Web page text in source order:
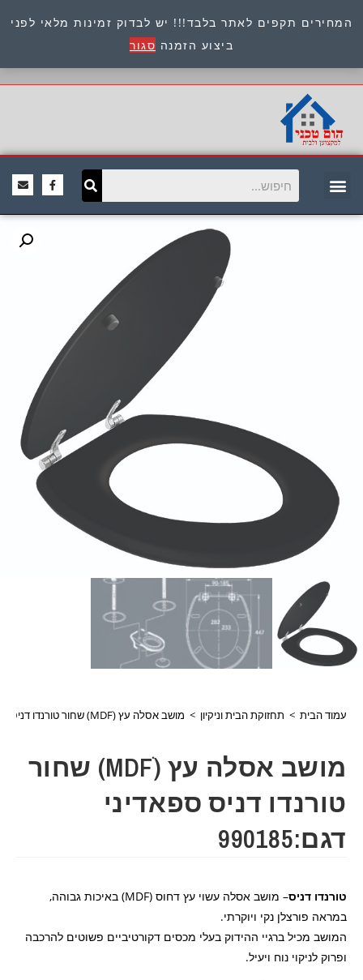
המחירים תקפים לאתר בלבד!!! יש לבדוק זמינות מלאי לפני
ביצוע הזמנה סגור
כתובת : היוזמים 9 אור יהודה שירות לקוחות 054-
8945722
עמוד הבית > תחזוקת הבית וניקיון > מושב אסלה עץ (MDFׂ) שחור טורנדו דניס ספאדיני דגם:990185
מושב אסלה עץ (MDFׂ) שחור
טורנדו דניס ספאדיני
דגם:990185
טורנדו דניס
– מושב אסלה עשוי עץ דחוס (MDF) באיכות גבוהה,
במראה פורצלן נקי ויוקרתי.
המושב מכיל ברגיי ההידוק בעלי מכסים דקורטיביים פשוטים להרכבה
ופרוק לניקוי נוח ויעיל.